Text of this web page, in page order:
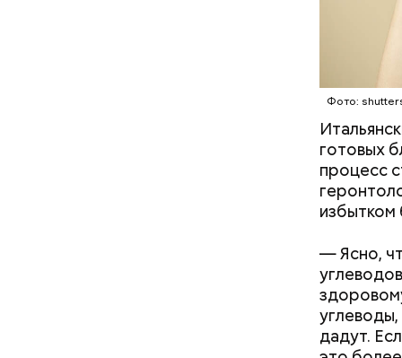
Фото:
готовых
процесс
избытком
— Ясно,
дадут.
—
Однако